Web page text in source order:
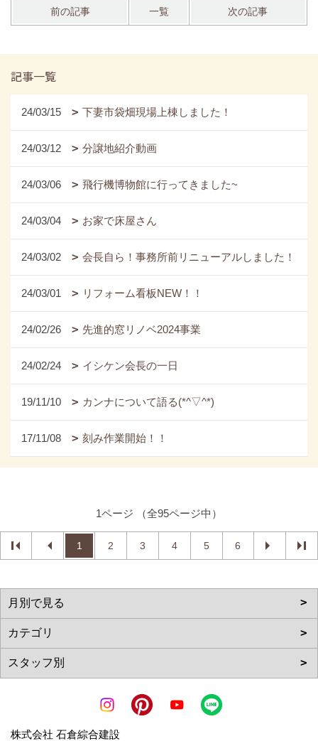
前の記事 一覧 次の記事
記事一覧
24/03/15 下妻市袋畑現場上棟しました！
24/03/12 分譲地紹介動画
24/03/06 飛行機博物館に行ってきました~
24/03/04 お家で床屋さん
24/03/02 会長自ら！事務所前リニューアルしました！
24/03/01 リフォーム看板NEW！！
24/02/26 先進的窓リノベ2024事業
24/02/24 イシケン会長の一日
19/11/10 カンナについて語る(*^▽^*)
17/11/08 刻み作業開始！！
1ページ （全95ページ中）
1 2 3 4 5 6
株式会社 石倉綜合建設